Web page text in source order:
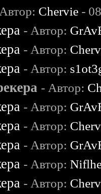
Chervie -
- Автор:
- Автор:
- Автор:
- Автор:
- Автор:
- Автор:
- Автор:
- Автор:
- Автор: